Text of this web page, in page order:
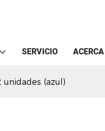
SERVICIO
unidades (azul)